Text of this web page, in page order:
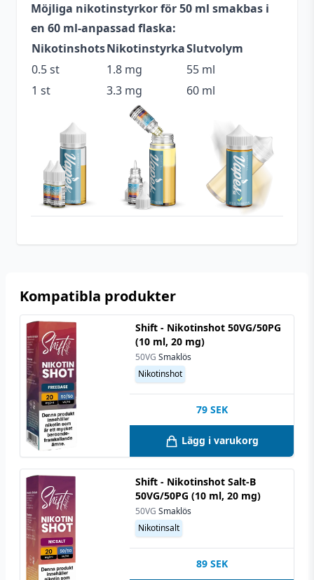
Möjliga nikotinstyrkor för 50 ml smakbas i
en 60 ml-anpassad flaska:
NikotinshotsNikotinstyrkaSlutvolym
0.5 st
1.8 mg
55 ml
1 st
3.3 mg 60 ml
Tillverkningsland USA
Typ
Shortfill
Smakprofil
Godis
Lime
Fruktig
Anpassad för
nikotinstyrka
3 mg
Utrymme för
nikotinshots
10 ml (1 st)
Kompatibla produkter
Shift - Nikotinshot 50VG/50PG
(10 ml, 20 mg)
50VG Smaklös
Nikotinshot
79 SEK
Lägg i varukorg
Shift - Nikotinshot Salt-B
50VG/50PG (10 ml, 20 mg)
50VG Smaklös
Nikotinsalt
89 SEK